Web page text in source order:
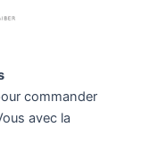
commander
avec la